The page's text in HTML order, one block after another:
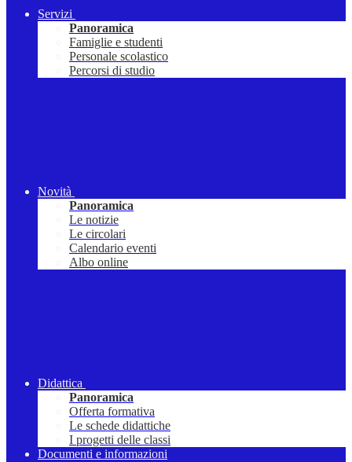
Servizi
Panoramica
Famiglie e studenti
Personale scolastico
Percorsi di studio
Novità
Panoramica
Le notizie
Le circolari
Calendario eventi
Albo online
Didattica
Panoramica
Offerta formativa
Le schede didattiche
I progetti delle classi
Documenti e informazioni